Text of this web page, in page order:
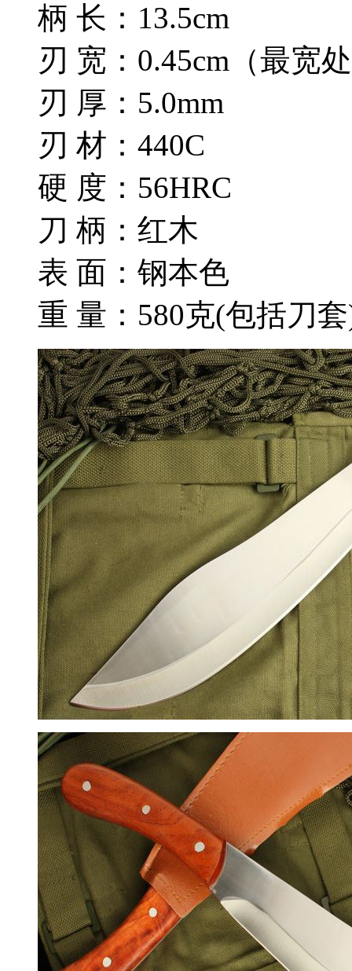
柄 长：13.5cm
刃 宽：0.45cm（最宽
刃 厚：5.0mm
刃 材：440C
硬 度：56HRC
刀 柄：红木
表 面：钢本色
重 量：580克(包括刀